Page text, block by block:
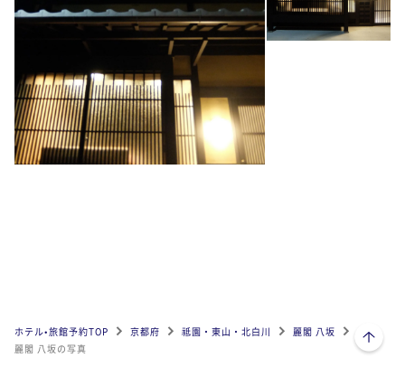
ホテル•旅館予約TOP 京都府 祗園・東山・北白川
麗閣 八坂
麗閣 八坂の写真
ページトップへ